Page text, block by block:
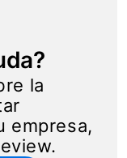
la
empresa,